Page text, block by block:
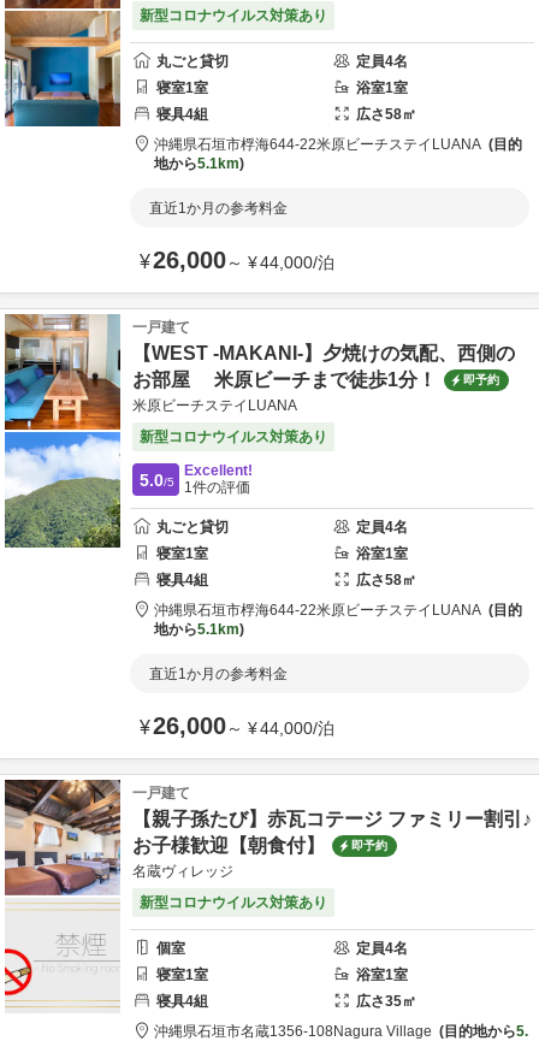
新型コロナウイルス対策あり
丸ごと貸切 定員4名
寝室1室 浴室1室
寝具4組 広さ58㎡
沖縄県石垣市桴海644-22米原ビーチステイLUANA
目的
地から5.1km
直近1か月の参考料金
¥26,000～ ¥44,000/泊
一戸建て
【WEST -MAKANI-】夕焼けの気配、西側の
お部屋 米原ビーチまで徒歩1分！
即予約
米原ビーチステイLUANA
新型コロナウイルス対策あり
5.0/5
Excellent!
1件の評価
丸ごと貸切 定員4名
寝室1室 浴室1室
寝具4組 広さ58㎡
沖縄県石垣市桴海644-22米原ビーチステイLUANA
目的
地から5.1km
直近1か月の参考料金
¥26,000～ ¥44,000/泊
一戸建て
【親子孫たび】赤瓦コテージ ファミリー割引♪
お子様歓迎【朝食付】
即予約
名蔵ヴィレッジ
新型コロナウイルス対策あり
個室 定員4名
寝室1室 浴室1室
寝具4組 広さ35㎡
沖縄県石垣市名蔵1356-108Nagura Village 目的地から5.